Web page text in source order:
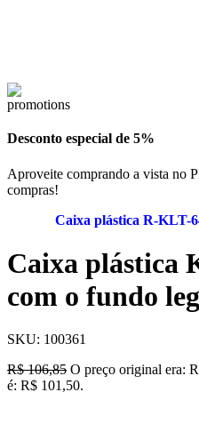
Desconto especial de 5%
Aproveite comprando a vista no
compras!
Caixa plástica R-KLT-
Caixa plástica
com o fundo
SKU: 100361
R$106,85 O preço original era:
é: R$ 101,50.